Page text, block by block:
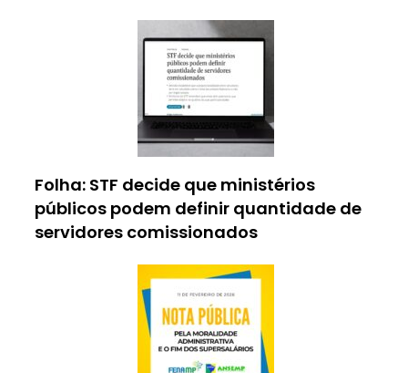
Folha: STF decide que ministérios
públicos podem definir quantidade de
servidores comissionados